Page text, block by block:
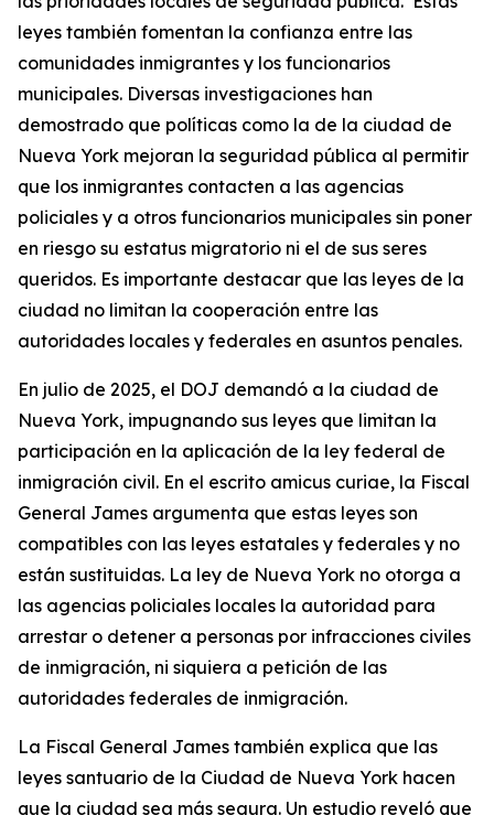
leyes también fomentan la confianza entre las
comunidades inmigrantes y los funcionarios
municipales. Diversas investigaciones han
demostrado que políticas como la de la ciudad de
Nueva York mejoran la seguridad pública al permitir
que los inmigrantes contacten a las agencias
policiales y a otros funcionarios municipales sin poner
en riesgo su estatus migratorio ni el de sus seres
queridos. Es importante destacar que las leyes de la
ciudad no limitan la cooperación entre las
autoridades locales y federales en asuntos penales.
En julio de 2025, el DOJ demandó a la ciudad de
Nueva York, impugnando sus leyes que limitan la
participación en la aplicación de la ley federal de
inmigración civil. En el escrito amicus curiae, la Fiscal
General James argumenta que estas leyes son
compatibles con las leyes estatales y federales y no
están sustituidas. La ley de Nueva York no otorga a
las agencias policiales locales la autoridad para
arrestar o detener a personas por infracciones civiles
de inmigración, ni siquiera a petición de las
autoridades federales de inmigración.
La Fiscal General James también explica que las
leyes santuario de la Ciudad de Nueva York hacen
que la ciudad sea más segura. Un estudio reveló que